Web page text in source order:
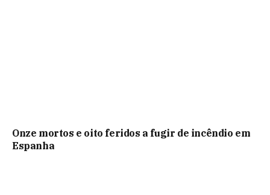
Onze mortos e oito feridos a fugir de incêndio em
Espanha